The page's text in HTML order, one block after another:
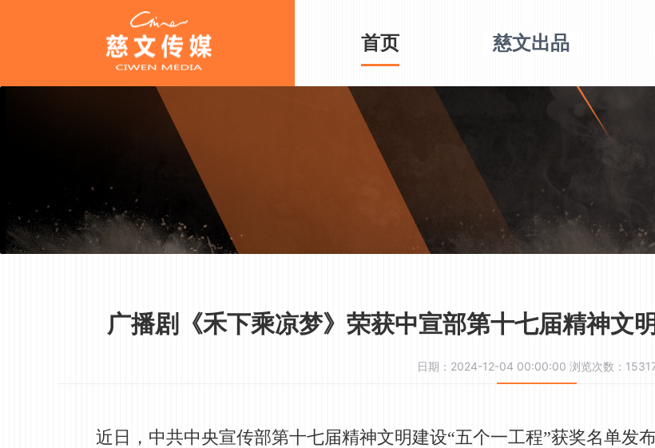
首页 慈文出品
广播剧《禾下乘凉梦》荣获中宣部第十七届精神文
日期：2024-12-04 00:00:00 浏览次数：
近日，中共中央宣传部第十七届精神文明建设“五个一工程”获奖名单发